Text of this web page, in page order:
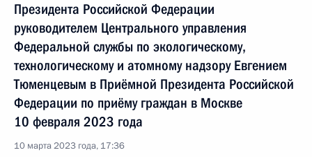
Президента Российской Федерации
руководителем Центрального управления
Федеральной службы по экологическому,
технологическому и атомному надзору Евгением
Тюменцевым в Приёмной Президента Российской
Федерации по приёму граждан в Москве
10 февраля 2023 года
10 марта 2023 года, 17:36